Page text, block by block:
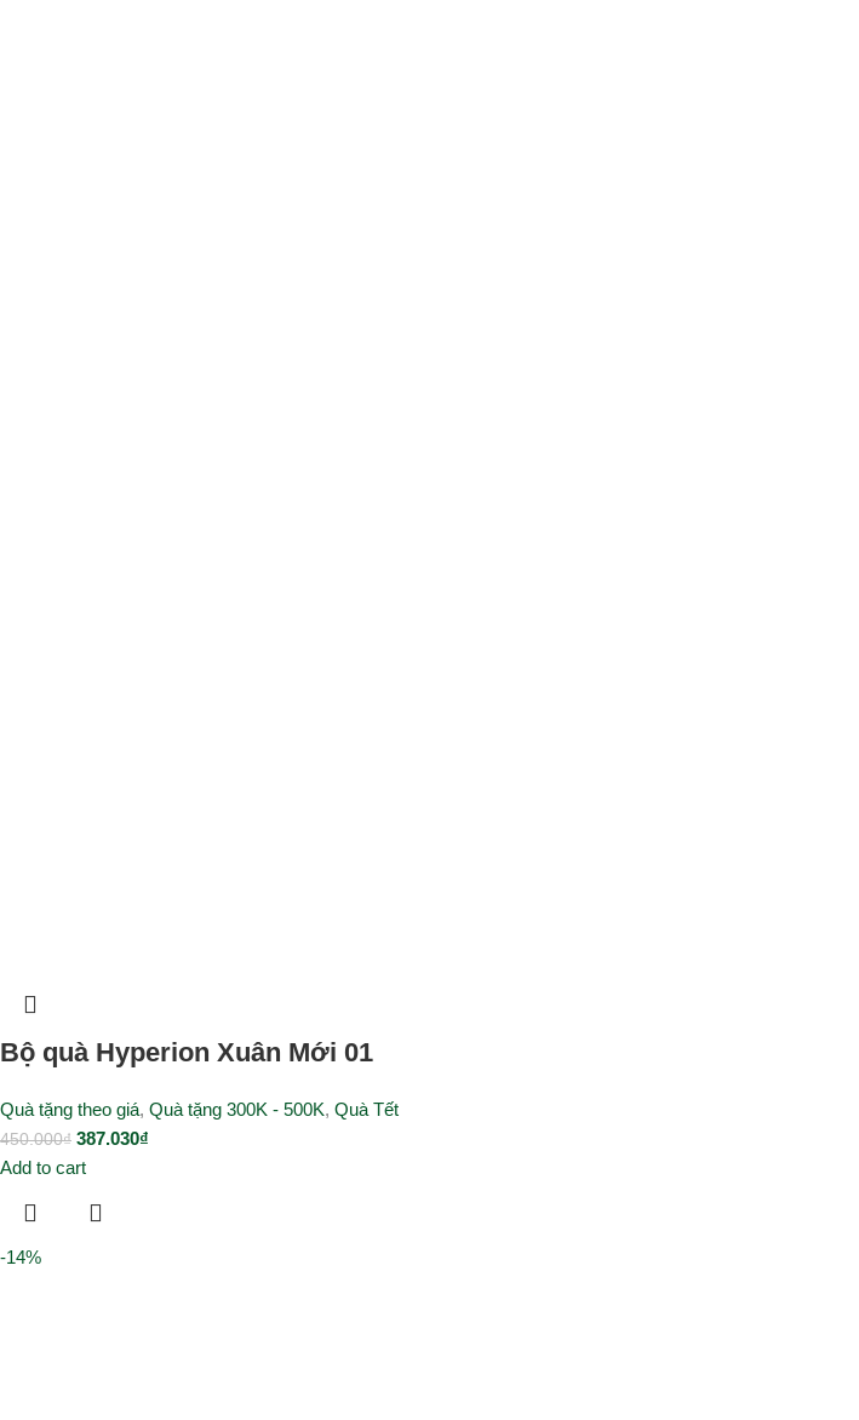
Bộ quà Hyperion Xuân Mới 01
Quà tặng theo giá, Quà tặng 300K - 500K, Quà Tết
450.000₫ 387.030₫
Add to cart
-14%